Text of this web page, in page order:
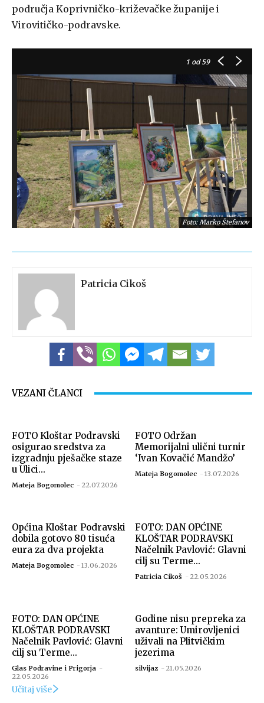
područja Koprivničko-križevačke županije i
Virovitičko-podravske.
1 od 59
Foto: Marko Štefanov
Foto: Marko Štefanov
Patricia Cikoš
VEZANI ČLANCI
FOTO Kloštar Podravski
osigurao sredstva za
izgradnju pješačke staze
u Ulici...
Mateja Bogomolec - 22.07.2026
FOTO Održan
Memorijalni ulični turnir
‘Ivan Kovačić Mandžo’
Mateja Bogomolec - 13.07.2026
Općina Kloštar Podravski
dobila gotovo 80 tisuća
eura za dva projekta
Mateja Bogomolec - 13.06.2026
FOTO: DAN OPĆINE
KLOŠTAR PODRAVSKI
Načelnik Pavlović: Glavni
cilj su Terme...
Patricia Cikoš - 22.05.2026
FOTO: DAN OPĆINE
KLOŠTAR PODRAVSKI
Načelnik Pavlović: Glavni
cilj su Terme...
Glas Podravine i Prigorja -
22.05.2026
Godine nisu prepreka za
avanture: Umirovljenici
uživali na Plitvičkim
jezerima
silvijaz - 21.05.2026
Učitaj više